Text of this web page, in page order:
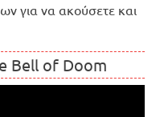
για να ακούσετε και
Bell of Doom